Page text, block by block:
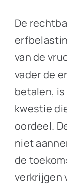
De
van de
vader de
betalen,
kwestie
oordeel.
niet
de
verkrijgen